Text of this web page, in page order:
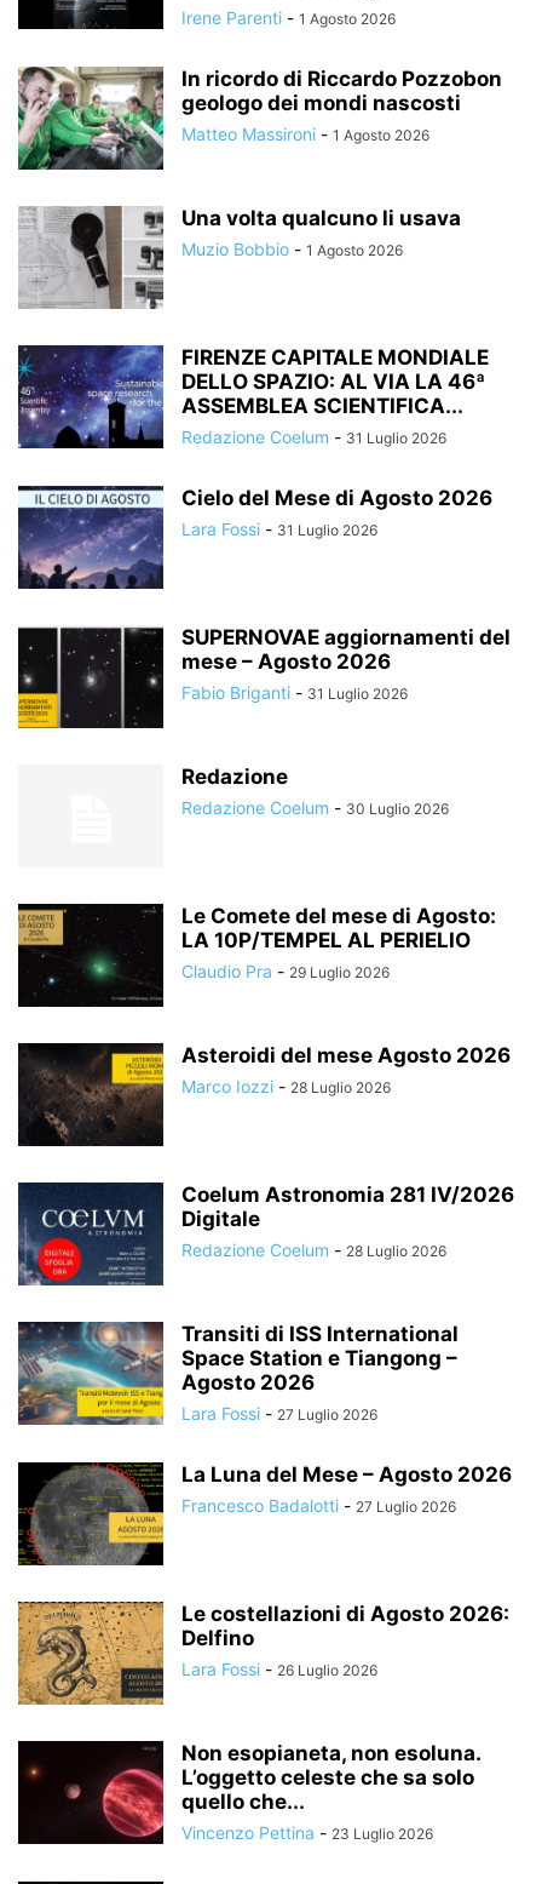
Irene Parenti - 1 Agosto 2026
In ricordo di Riccardo Pozzobon
geologo dei mondi nascosti
Matteo Massironi - 1 Agosto 2026
Una volta qualcuno li usava
Muzio Bobbio - 1 Agosto 2026
FIRENZE CAPITALE MONDIALE
DELLO SPAZIO: AL VIA LA 46ª
ASSEMBLEA SCIENTIFICA...
Redazione Coelum - 31 Luglio 2026
Cielo del Mese di Agosto 2026
Lara Fossi - 31 Luglio 2026
SUPERNOVAE aggiornamenti del
mese – Agosto 2026
Fabio Briganti - 31 Luglio 2026
Redazione
Redazione Coelum - 30 Luglio 2026
Le Comete del mese di Agosto:
LA 10P/TEMPEL AL PERIELIO
Claudio Pra - 29 Luglio 2026
Asteroidi del mese Agosto 2026
Marco Iozzi - 28 Luglio 2026
Coelum Astronomia 281 IV/2026
Digitale
Redazione Coelum - 28 Luglio 2026
Transiti di ISS International
Space Station e Tiangong –
Agosto 2026
Lara Fossi - 27 Luglio 2026
La Luna del Mese – Agosto 2026
Francesco Badalotti - 27 Luglio 2026
Le costellazioni di Agosto 2026:
Delfino
Lara Fossi - 26 Luglio 2026
Non esopianeta, non esoluna.
L’oggetto celeste che sa solo
quello che...
Vincenzo Pettina - 23 Luglio 2026